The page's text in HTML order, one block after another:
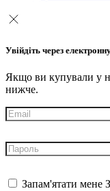
Увійдіть через
Якщо ви купували у
нижче.
Запам'ятати мене